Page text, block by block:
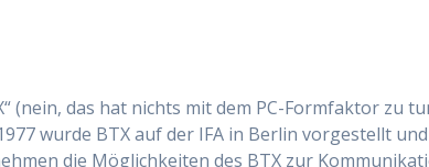
(nein, das hat nichts mit dem PC-Formfaktor zu
wurde BTX auf der IFA in Berlin vorgestellt
die Möglichkeiten des BTX zur